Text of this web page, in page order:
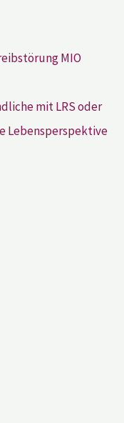
mit LRS oder
Lebensperspektive